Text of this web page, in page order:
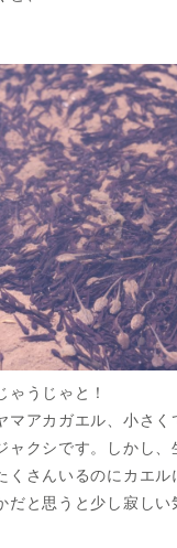
ゃうじゃと！
マアカガエル、小さく
ャクシです。しかし、
くさんいるのにカエル
だと思うと少し寂しい